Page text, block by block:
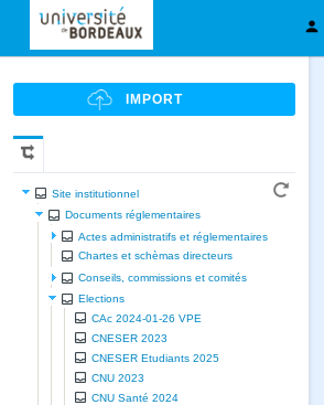
Site institutionnel
Documents réglementaires
Actes administratifs et réglementaires
Chartes et schèmas directeurs
Conseils, commissions et comités
Elections
CAc 2024-01-26 VPE
CNESER 2023
CNESER Etudiants 2025
CNU 2023
CNU Santé 2024